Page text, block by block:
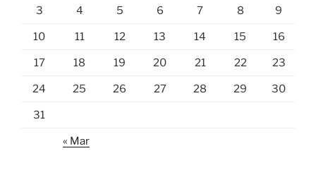
3 4 5 6 7 8 9
10 11 12 13 14 15 16
17 18 19 20 21 22 23
24 25 26 27 28 29 30
31
« Mar